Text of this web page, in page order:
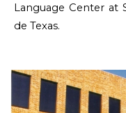
Language Center at
de Texas.